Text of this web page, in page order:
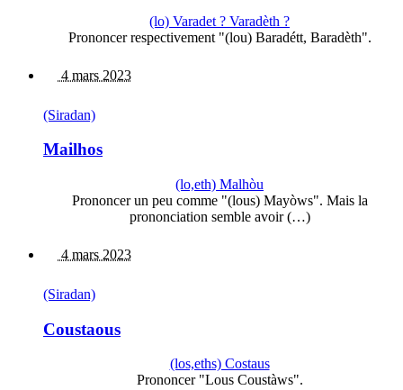
(lo) Varadet ? Varadèth ?
Prononcer respectivement "(lou) Baradétt, Baradèth".
4 mars 2023
(Siradan)
Mailhos
(lo,eth) Malhòu
Prononcer un peu comme "(lous) Mayòws". Mais la
prononciation semble avoir (…)
4 mars 2023
(Siradan)
Coustaous
(los,eths) Costaus
Prononcer "Lous Coustàws".